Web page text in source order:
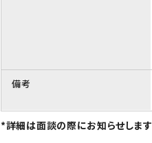
備考
*詳細は面談の際にお知らせします